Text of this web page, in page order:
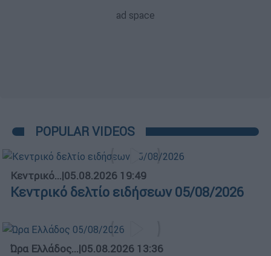
POPULAR VIDEOS
Κεντρικό...|05.08.2026 19:49
Κεντρικό δελτίο ειδήσεων 05/08/2026
Ώρα Ελλάδος...|05.08.2026 13:36